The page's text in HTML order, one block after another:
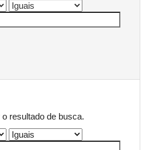
resultado de busca.